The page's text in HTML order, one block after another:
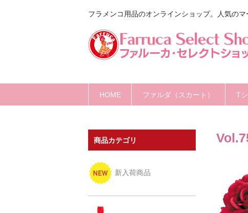
フラメンコ用品のオンラインショップ。人気の
HOME ファルダ（スカート） T
商品カテゴリ
新入荷商品